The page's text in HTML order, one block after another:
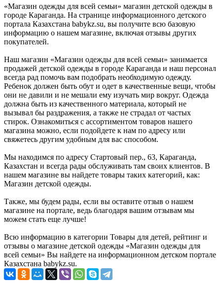
«Магазин одежды для всей семьи» магазин детской одежды в
городе Караганда. На странице информационного детского
портала Казахстана babykz.su, вы получите всю базовую
информацию о нашем магазине, включая отзывы других
покупателей.
Наш магазин «Магазин одежды для всей семьи» занимается
продажей детской одежды в городе Караганда и наш персонал
всегда рад помочь вам подобрать необходимую одежду.
Ребенок должен быть обут и одет в качественные вещи, чтобы
они не давили и не мешали ему изучать мир вокруг. Одежда
должна быть из качественного материала, который не
вызывал бы раздражения, а также не страдал от частых
стирок. Ознакомиться с ассортиментом товаров нашего
магазина можно, если подойдете к нам по адресу или
свяжетесь другим удобным для вас способом.
Мы находимся по адресу Стартовый пер., 63, Караганда,
Казахстан и всегда рады обслуживать там своих клиентов. В
нашем магазине вы найдете товары таких категорий, как:
Магазин детской одежды.
Также, мы будем рады, если вы оставите отзыв о нашем
магазине на портале, ведь благодаря вашим отзывам мы
можем стать еще лучше!
Всю информацию в категории Товары для детей, рейтинг и
отзывы о магазине детской одежды «Магазин одежды для
всей семьи» Вы найдете на информационном детском портале
Казахстана babykz.su.